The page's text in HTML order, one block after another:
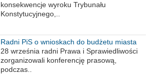
konsekwencje wyroku Trybunału
Konstytucyjnego,..
Radni PiS o wnioskach do budżetu miasta
na 2021 rok
28 września radni Prawa i Sprawiedliwości
zorganizowali konferencję prasową,
podczas..